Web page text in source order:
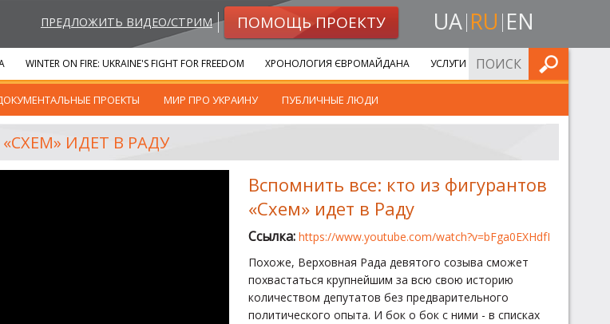
ПРЕДЛОЖИТЬ ВИДЕО/СТРИМ ПОМОЩЬ ПРОЕКТУ UA RU EN
ПРОЕКТЫ МИР ПРО УКРАИНУ ПУБЛИЧНЫЕ ЛЮДИ
WINTER ON FIRE: UKRAINE'S FIGHT FOR FREEDOM ХРОНОЛОГИЯ ЄВРОМАЙДАНА УСЛУГИ ИСКАТЬ
ИДЕТ В РАДУ
Вспомнить все: кто из фигурантов
«Схем» идет в Раду
Ссылка: https://www.youtube.com/watch?v=bFga0EXHdfI
Похоже, Верховная Рада девятого созыва сможет
похвастаться крупнейшим за всю свою историю
количеством депутатов без предварительного
политического опыта. И бок о бок с ними - в списках